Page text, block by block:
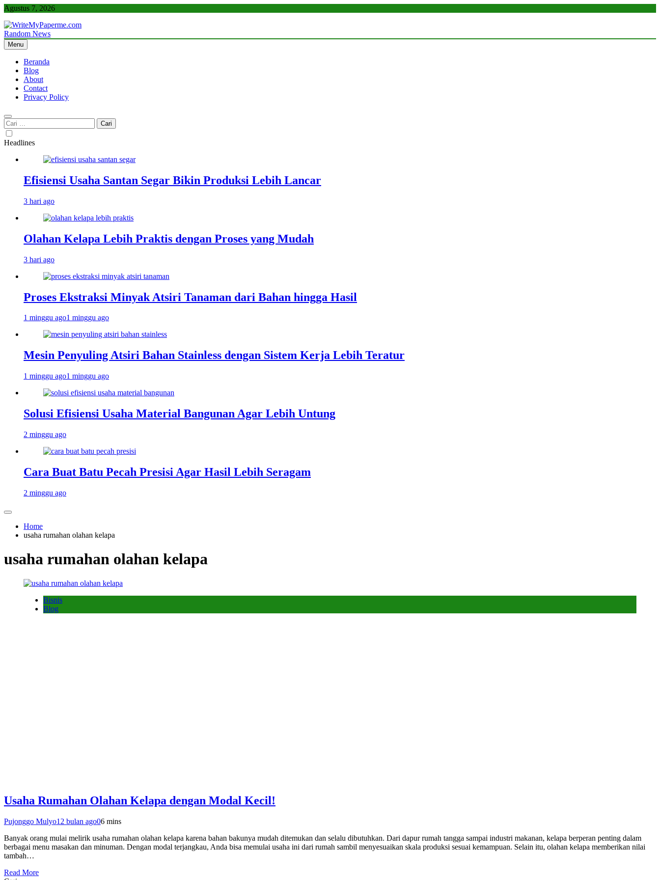
Skip
content
Agustus 7, 2026
WriteMyPaperme.com
Bisnis, Kuliner, Teknologi
Random News
Menu
Beranda
Blog
About
Contact
Privacy Policy
Cari
untuk:
Headlines
Efisiensi Usaha Santan Segar Bikin Produksi Lebih Lancar
3 hari ago
Olahan Kelapa Lebih Praktis dengan Proses yang Mudah
3 hari ago
Proses Ekstraksi Minyak Atsiri Tanaman dari Bahan hingga Hasil
1 minggu ago1 minggu ago
Mesin Penyuling Atsiri Bahan Stainless dengan Sistem Kerja Lebih Teratur
1 minggu ago1 minggu ago
Solusi Efisiensi Usaha Material Bangunan Agar Lebih Untung
2 minggu ago
Cara Buat Batu Pecah Presisi Agar Hasil Lebih Seragam
2 minggu ago
Home
usaha rumahan olahan kelapa
usaha rumahan olahan kelapa
Bisnis
Blog
Usaha Rumahan Olahan Kelapa dengan Modal Kecil!
Pujonggo Mulyo12 bulan ago06 mins
Banyak orang mulai melirik usaha rumahan olahan kelapa karena bahan bakunya mudah ditemukan dan selalu dibutuhkan. Dari dapur rumah tangga sampai industri makanan, kelapa berperan penting dalam
berbagai menu masakan dan minuman. Dengan modal terjangkau, Anda bisa memulai usaha ini dari rumah sambil menyesuaikan skala produksi sesuai kemampuan. Selain itu, olahan kelapa memberikan nilai
tambah…
Read More